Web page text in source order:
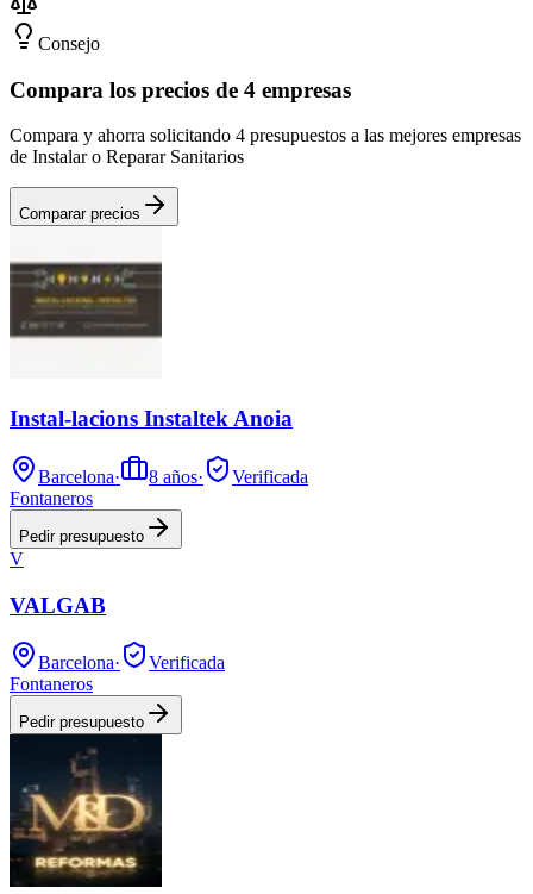
Consejo
Compara los precios de 4 empresas
Compara y ahorra solicitando 4 presupuestos a las mejores empresas
de Instalar o Reparar Sanitarios
Comparar precios
Instal-lacions Instaltek Anoia
Barcelona· 8 años·
Verificada
Fontaneros
Pedir presupuesto
V
VALGAB
Barcelona·
Verificada
Fontaneros
Pedir presupuesto